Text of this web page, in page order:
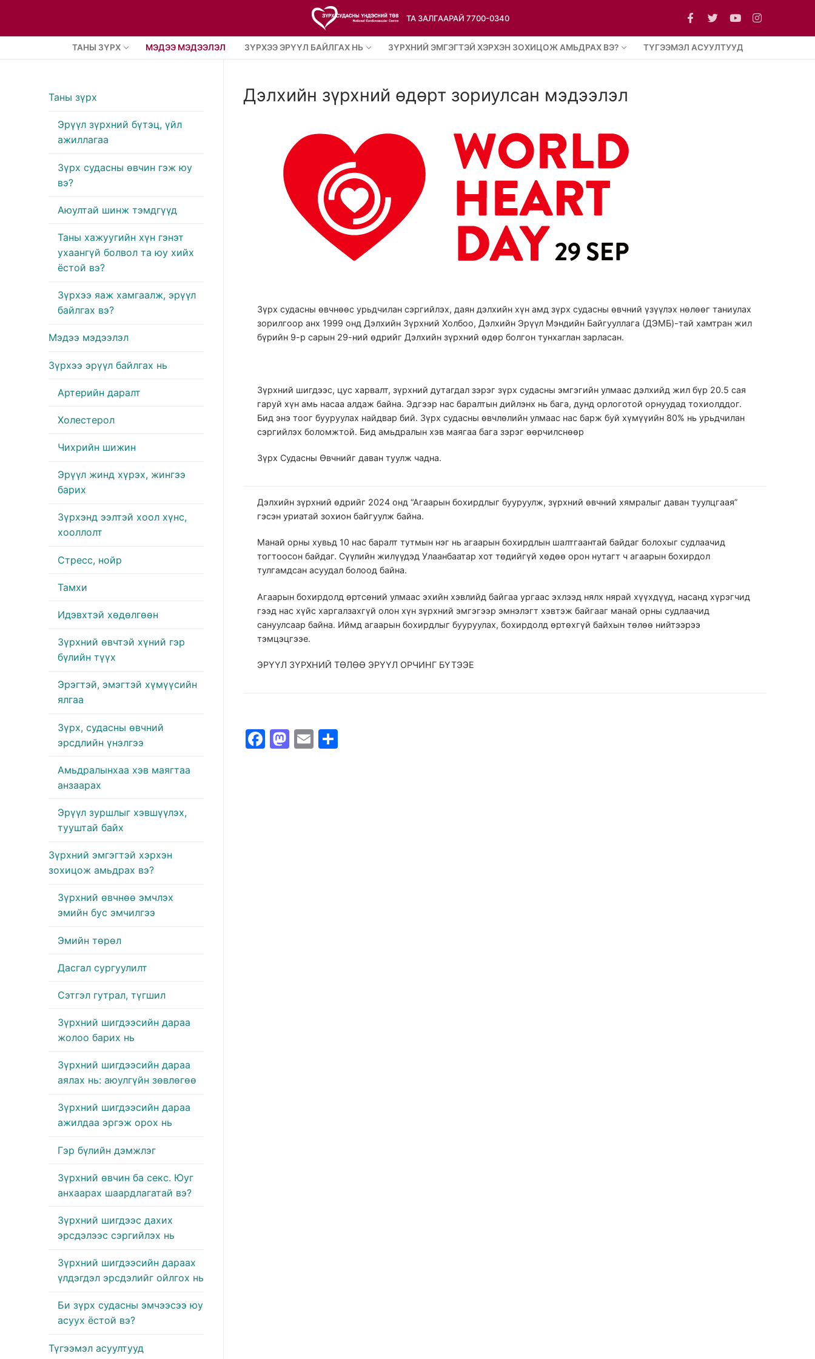
content
ТА ЗАЛГААРАЙ 7700-0340
ТАНЫ ЗҮРХ МЭДЭЭ МЭДЭЭЛЭЛ ЗҮРХЭЭ ЭРҮҮЛ БАЙЛГАХ НЬ ЗҮРХНИЙ ЭМГЭГТЭЙ ХЭРХЭН ЗОХИЦОЖ АМЬДРАХ ВЭ? ТҮГЭЭМЭЛ АСУУЛТУУД
Дэлхийн зүрхний өдөрт зориулсан мэдээлэл
Зүрх судасны өвчнөөс урьдчилан сэргийлэх, даян дэлхийн хүн амд зүрх судасны өвчний үзүүлэх нөлөөг таниулах
зорилгоор анх 1999 онд Дэлхийн Зүрхний Холбоо, Дэлхийн Эрүүл Мэндийн Байгууллага (ДЭМБ)-тай хамтран жил
бүрийн 9-р сарын 29-ний өдрийг Дэлхийн зүрхний өдөр болгон тунхаглан зарласан.
Зүрхний шигдээс, цус харвалт, зүрхний дутагдал зэрэг зүрх судасны эмгэгийн улмаас дэлхийд жил бүр 20.5 сая
гаруй хүн амь насаа алдаж байна. Эдгээр нас баралтын дийлэнх нь бага, дунд орлоготой орнуудад тохиолддог.
Бид энэ тоог бууруулах найдвар бий. Зүрх судасны өвчлөлийн улмаас нас барж буй хүмүүийн 80% нь урьдчилан
сэргийлэх боломжтой. Бид амьдралын хэв маягаа бага зэрэг өөрчилснөөр
Зүрх Судасны Өвчнийг даван туулж чадна.
Дэлхийн зүрхний өдрийг 2024 онд “Агаарын бохирдлыг бууруулж, зүрхний өвчний хямралыг даван туулцгаая”
гэсэн уриатай зохион байгуулж байна.
Манай орны хувьд 10 нас баралт тутмын нэг нь агаарын бохирдлын шалтгаантай байдаг болохыг судлаачид
тогтоосон байдаг. Сүүлийн жилүүдэд Улаанбаатар хот төдийгүй хөдөө орон нутагт ч агаарын бохирдол
тулгамдсан асуудал болоод байна.
Агаарын бохирдолд өртсөний улмаас эхийн хэвлийд байгаа ургаас эхлээд нялх нярай хүүхдүүд, насанд хүрэгчид
гээд нас хүйс харгалзахгүй олон хүн зүрхний эмгэгээр эмнэлэгт хэвтэж байгааг манай орны судлаачид
сануулсаар байна. Иймд агаарын бохирдлыг бууруулах, бохирдолд өртөхгүй байхын төлөө нийтээрээ
тэмцэцгээе.
ЭРҮҮЛ ЗҮРХНИЙ ТӨЛӨӨ ЭРҮҮЛ ОРЧИНГ БҮТЭЭЕ
Facebook
Mastodon
Email
Таны зүрх
Эрүүл зүрхний бүтэц, үйл
ажиллагаа
Зүрх судасны өвчин гэж юу
вэ?
Аюултай шинж тэмдгүүд
Таны хажуугийн хүн гэнэт
ухаангүй болвол та юу хийх
ёстой вэ?
Зүрхээ яаж хамгаалж, эрүүл
байлгах вэ?
Мэдээ мэдээлэл
Зүрхээ эрүүл байлгах нь
Артерийн даралт
Холестерол
Чихрийн шижин
Эрүүл жинд хүрэх, жингээ
барих
Зүрхэнд ээлтэй хоол хүнс,
хооллолт
Стресс, нойр
Тамхи
Идэвхтэй хөдөлгөөн
Зүрхний өвчтэй хүний гэр
бүлийн түүх
Эрэгтэй, эмэгтэй хүмүүсийн
ялгаа
Зүрх, судасны өвчний
эрсдлийн үнэлгээ
Амьдралынхаа хэв маягтаа
анзаарах
Эрүүл зуршлыг хэвшүүлэх,
тууштай байх
Зүрхний эмгэгтэй хэрхэн
зохицож амьдрах вэ?
Зүрхний өвчнөө эмчлэх
эмийн бус эмчилгээ
Эмийн төрөл
Дасгал сургуулилт
Сэтгэл гутрал, түгшил
Зүрхний шигдээсийн дараа
жолоо барих нь
Зүрхний шигдээсийн дараа
аялах нь: аюулгүйн зөвлөгөө
Зүрхний шигдээсийн дараа
ажилдаа эргэж орох нь
Гэр бүлийн дэмжлэг
Зүрхний өвчин ба секс. Юуг
анхаарах шаардлагатай вэ?
Зүрхний шигдээс дахих
эрсдэлээс сэргийлэх нь
Зүрхний шигдээсийн дараах
үлдэгдэл эрсдэлийг ойлгох нь
Би зүрх судасны эмчээсээ юу
асуух ёстой вэ?
Түгээмэл асуултууд